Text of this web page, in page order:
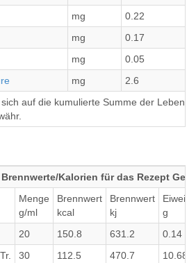
mg
0.22
mg
0.17
mg
0.05
mg
2.6
auf die kumulierte Summe der
Kalorien für das Rezept
Menge
g/ml
Brennwert
kcal
Brennwert
kj
Eiweiß
g
20 150.8 631.2
0.14
30 112.5 470.7
10.68